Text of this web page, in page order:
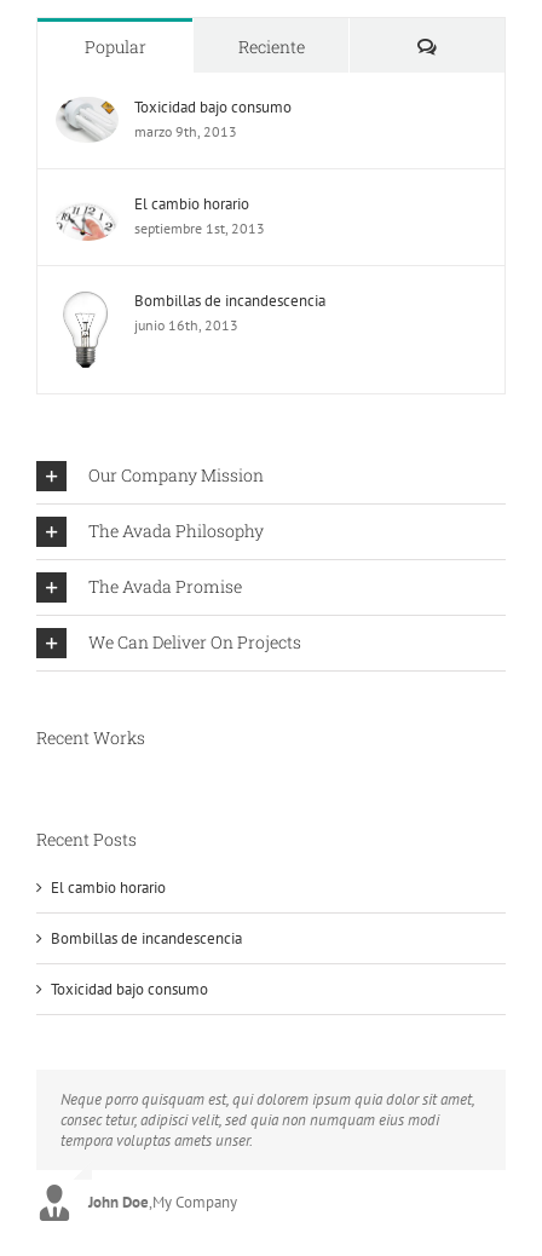
Popular Reciente Comentarios
Toxicidad bajo consumo
marzo 9th, 2013
El cambio horario
septiembre 1st, 2013
Bombillas de incandescencia
junio 16th, 2013
Our Company Mission
The Avada Philosophy
The Avada Promise
We Can Deliver On Projects
Recent Works
Recent Posts
El cambio horario
Bombillas de incandescencia
Toxicidad bajo consumo
Neque porro quisquam est, qui dolorem ipsum quia dolor sit amet,
consec tetur, adipisci velit, sed quia non numquam eius modi
tempora voluptas amets unser.
John Doe,My Company
Aliquam erat volutpat. Quisque at est id ligula facilisis laoreet eget
pulvinar nibh. Suspendisse at ultrices dui. Curabitur ac felis arcu
sadips ipsums fugiats nemis.
Luke Beck,Theme Fusion